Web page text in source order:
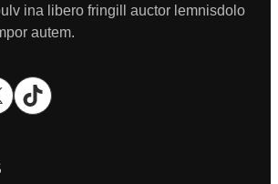
ina libero fringill auctor lemnisdolo
autem.
TikTok